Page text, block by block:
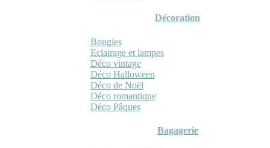
Décoration
Bougies
Eclairage et lampes
Déco vintage
Déco Halloween
Déco de Noël
Déco romantique
Déco Pâques
Bagagerie